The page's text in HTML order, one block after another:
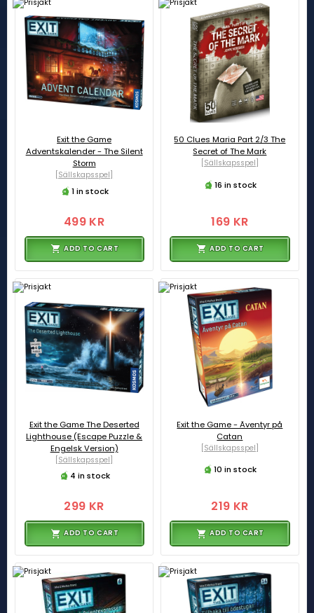
Exit the Game
Adventskalender - The Silent
Storm
[Sällskapsspel]
1 in stock
499 KR
ADD TO CART
50 Clues Maria Part 2/3 The
Secret of The Mark
[Sällskapsspel]
16 in stock
169 KR
ADD TO CART
Exit the Game The Deserted
Lighthouse (Escape Puzzle &
Engelsk Version)
[Sällskapsspel]
4 in stock
299 KR
ADD TO CART
Exit the Game - Äventyr på
Catan
[Sällskapsspel]
10 in stock
219 KR
ADD TO CART